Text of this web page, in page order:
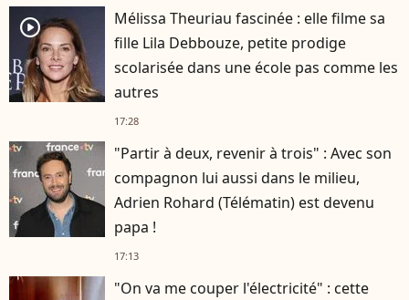
player2
Mélissa Theuriau fascinée : elle filme sa
fille Lila Debbouze, petite prodige
scolarisée dans une école pas comme les
autres
17:28
"Partir à deux, revenir à trois" : Avec son
compagnon lui aussi dans le milieu,
Adrien Rohard (Télématin) est devenu
papa !
17:13
"On va me couper l'électricité" : cette